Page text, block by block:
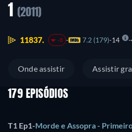
1
(2011)
11837. -8 7.2 (179) 14
Onde assistir Assistir
179 EPISÓDIOS
T1 Ep1-Morde e Assopra -